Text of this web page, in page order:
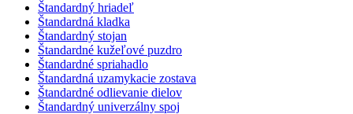
Štandardný hriadeľ
Štandardná kladka
Štandardný stojan
Štandardné kužeľové puzdro
Štandardné spriahadlo
Štandardná uzamykacie zostava
Štandardné odlievanie dielov
Štandardný univerzálny spoj